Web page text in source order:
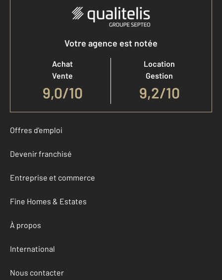
Votre agence est notée
Achat
Vente
9,0/10
Location
Gestion
9,2/10
Offres d'emploi
Devenir franchisé
Entreprise et commerce
Fine Homes & Estates
À propos
International
Nous contacter